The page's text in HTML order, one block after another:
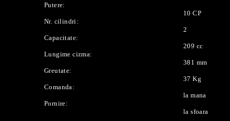
Putere:
10 CP
Nr. cilindri:
2
Capacitate:
209 cc
Lungime cizma:
381 mm
Greutate:
37 Kg
Comanda:
la mana
Pornire:
la sfoara